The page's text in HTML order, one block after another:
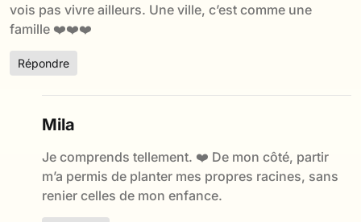
vois pas vivre ailleurs. Une ville, c’est comme une
famille ❤️❤️❤️
Répondre
Mila
Je comprends tellement. ❤️ De mon côté, partir
m’a permis de planter mes propres racines, sans
renier celles de mon enfance.